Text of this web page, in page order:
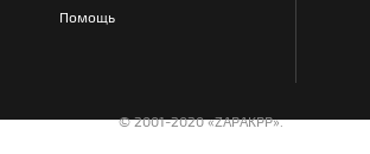
Помощь
© 2001-2020 «ZAPAKPP».